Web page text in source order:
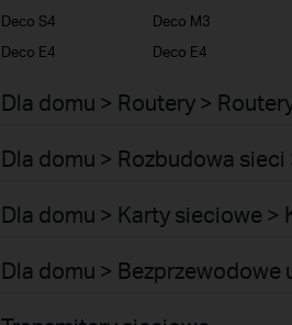
Deco S4
Deco M3
Deco E4
Deco E4
Dla domu > Routery >
Dla domu > Rozbudowa sieci
Dla domu > Karty sieciowe >
Dla domu > Bezprzewodowe